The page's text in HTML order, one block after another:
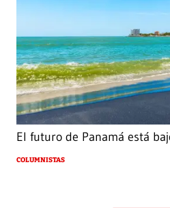
El futuro de Panamá está
COLUMNISTAS